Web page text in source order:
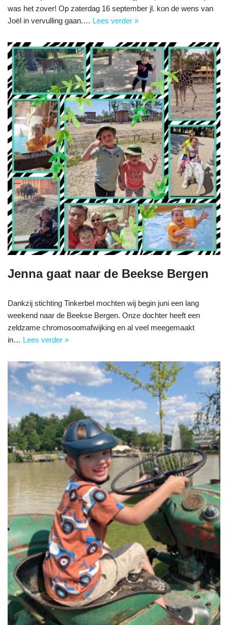
was het zover! Op zaterdag 16 september jl. kon de wens van
Joël in vervulling gaan.… Lees verder »
Jenna gaat naar de Beekse Bergen
Dankzij stichting Tinkerbel mochten wij begin juni een lang
weekend naar de Beekse Bergen. Onze dochter heeft een
zeldzame chromosoomafwijking en al veel meegemaakt
in… Lees verder »